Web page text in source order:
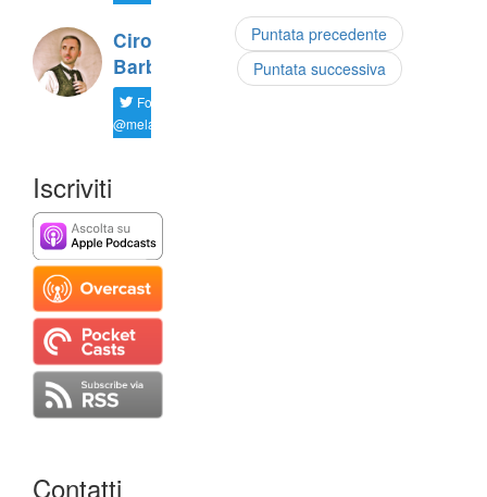
Ciro 'Kiro'
Barbato
Follow
@melamorsicata
Iscriviti
Contatti
Puntata precedente
Puntata successiva